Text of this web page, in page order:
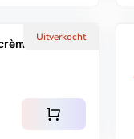
Uitverkocht
- 50 ml
shopping_cart